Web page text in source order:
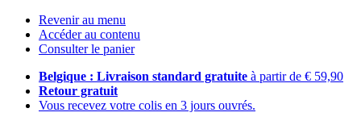
Revenir au menu
Accéder au contenu
Consulter le panier
Belgique : Livraison standard gratuite à partir de € 59,90
Retour gratuit
Vous recevez votre colis en 3 jours ouvrés.